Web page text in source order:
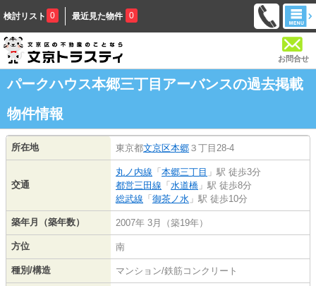
検討リスト 0 最近見た物件 0
お問合せ
パークハウス本郷三丁目アーバンスの過去掲載
物件情報
所在地 東京都文京区本郷 ３丁目28-4
交通
丸ノ内線 「 本郷三丁目 」駅 徒歩3分
都営三田線 「 水道橋 」駅 徒歩8分
総武線 「 御茶ノ水 」駅 徒歩10分
築年月（築年数） 2007年 3月（築19年）
方位 南
種別/構造 マンション/鉄筋コンクリート